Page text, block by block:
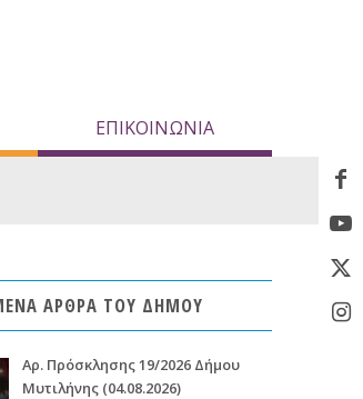
ΕΠΙΚΟΙΝΩΝΙΑ
ΑΡΘΡΑ ΤΟΥ ΔΗΜΟΥ
Aρ. Πρόσκλησης 19/2026 Δήμου
Μυτιλήνης (04.08.2026)